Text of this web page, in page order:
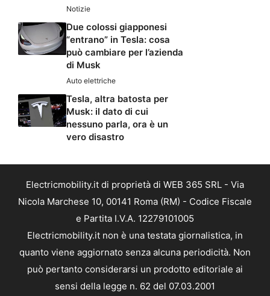
Notizie
Due colossi giapponesi
“entrano” in Tesla: cosa
può cambiare per l’azienda
di Musk
Auto elettriche
Tesla, altra batosta per
Musk: il dato di cui
nessuno parla, ora è un
vero disastro
Electricmobility.it di proprietà di WEB 365 SRL - Via
Nicola Marchese 10, 00141 Roma (RM) - Codice Fiscale
e Partita I.V.A. 12279101005
Electricmobility.it non è una testata giornalistica, in
quanto viene aggiornato senza alcuna periodicità. Non
può pertanto considerarsi un prodotto editoriale ai
sensi della legge n. 62 del 07.03.2001